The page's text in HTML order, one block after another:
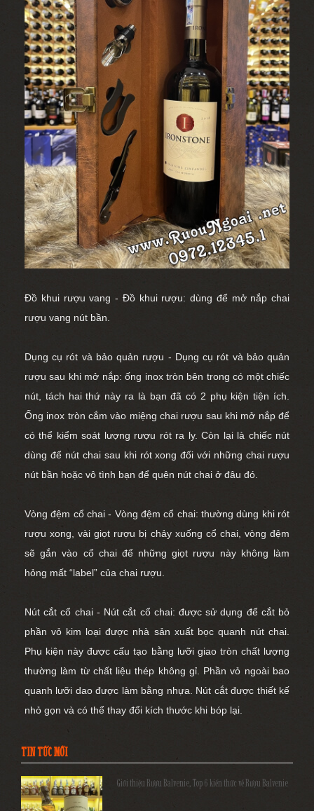
Đồ khui rượu vang - Đồ khui rượu: dùng để mở nắp chai
rượu vang nút bần.
Dụng cụ rót và bảo quản rượu - Dụng cụ rót và bảo quản
rượu sau khi mở nắp: ống inox tròn bên trong có một chiếc
nút, tách hai thứ này ra là bạn đã có 2 phụ kiện tiện ích.
Ống inox tròn cắm vào miệng chai rượu sau khi mở nắp để
có thể kiểm soát lượng rượu rót ra ly. Còn lại là chiếc nút
dùng để nút chai sau khi rót xong đối với những chai rượu
nút bần hoặc vô tình bạn để quên nút chai ở đâu đó.
Vòng đệm cổ chai - Vòng đệm cổ chai: thường dùng khi rót
rượu xong, vài giọt rượu bị chảy xuống cổ chai, vòng đệm
sẽ gắn vào cổ chai để những giọt rượu này không làm
hỏng mất “label” của chai rượu.
Nút cắt cổ chai - Nút cắt cổ chai: được sử dụng để cắt bỏ
phần vỏ kim loại được nhà sản xuất bọc quanh nút chai.
Phụ kiện này được cấu tạo bằng lưỡi giao tròn chất lượng
thường làm từ chất liệu thép không gỉ. Phần vỏ ngoài bao
quanh lưỡi dao được làm bằng nhựa. Nút cắt được thiết kế
nhỏ gọn và có thể thay đổi kích thước khi bóp lại.
TIN TỨC MỚI
Giới thiệu Rượu Balvenie, Top 6 kiến thức về Rượu Balvenie